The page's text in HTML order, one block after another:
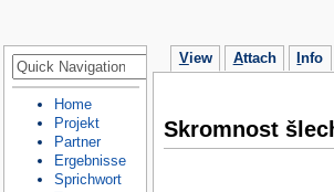
View Attach Info
Skromnost
Home
Projekt
Partner
Ergebnisse
Sprichwort